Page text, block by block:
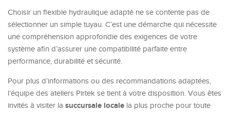
Choisir un flexible hydraulique adapté ne se contente pas de
sélectionner un simple tuyau. C’est une démarche qui nécessite
une compréhension approfondie des exigences de votre
système afin d’assurer une compatibilité parfaite entre
performance, durabilité et sécurité.
Pour plus d’informations ou des recommandations adaptées,
l’équipe des ateliers Pirtek se tient à votre disposition. Vous êtes
invités à visiter la succursale locale la plus proche pour toute